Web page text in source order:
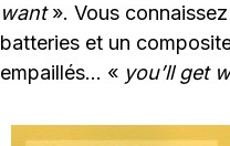
want». Vous
batteries et un
empaillés… « you’ll get